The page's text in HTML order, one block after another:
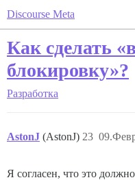
Discourse Meta
Как сделать
блокировку»?
Разработка
AstonJ (AstonJ) 23
Я согласен, что это